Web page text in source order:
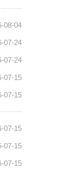
08-04
07-24
07-24
07-15
07-15
07-15
07-15
07-15